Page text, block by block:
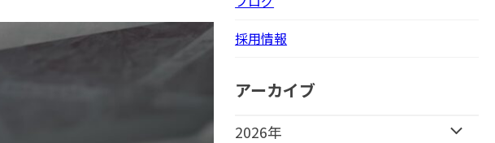
採用情報
アーカイブ
2026年